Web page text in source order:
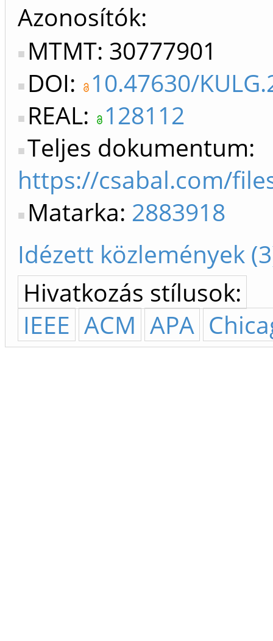
Azonosítók
MTMT: 30777901
DOI: 10.47630/
REAL: 128112
Teljes dokumentum:
https://csabal.com/
Matarka: 2883918
Idézett közlemények
Hivatkozás stílusok:
IEEE ACM APA